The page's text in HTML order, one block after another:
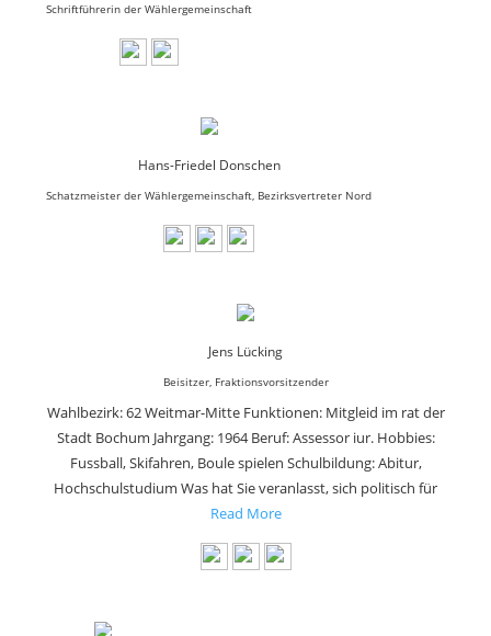
Schriftführerin der Wählergemeinschaft
Hans-Friedel Donschen
Schatzmeister der Wählergemeinschaft, Bezirksvertreter Nord
Jens Lücking
Beisitzer, Fraktionsvorsitzender
Wahlbezirk: 62 Weitmar-Mitte Funktionen: Mitgleid im rat der
Stadt Bochum Jahrgang: 1964 Beruf: Assessor iur. Hobbies:
Fussball, Skifahren, Boule spielen Schulbildung: Abitur,
Hochschulstudium Was hat Sie veranlasst, sich politisch für
Read More